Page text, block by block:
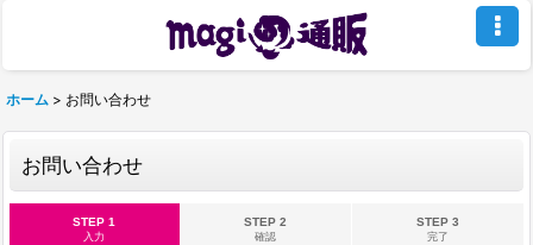
ホーム > お問い合わせ
お問い合わせ
STEP 1
入力
STEP 2
確認
STEP 3
完了